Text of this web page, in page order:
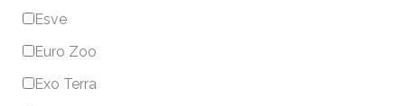
Esve
Euro Zoo
Exo Terra